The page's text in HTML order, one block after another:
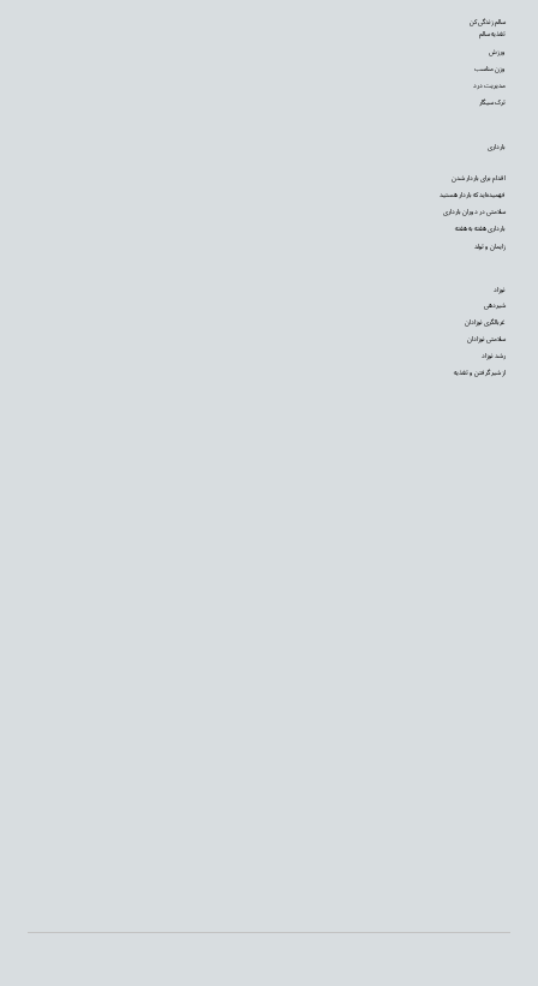
نوزاد
شیردهی
غربالگری نوزادان
سلامتی نوزادان
رشد نوزاد
از شیر گرفتن و تغذیه
بارداری
اقدام برای باردار شدن
فهمیده‌اید که باردار هستید
سلامتی در دوران بارداری
بارداری هفته به هفته
زایمان و تولد
سالم زندگی کن
تغذیه سالم
ورزش
وزن مناسب
مدیریت درد
ترک سیگار